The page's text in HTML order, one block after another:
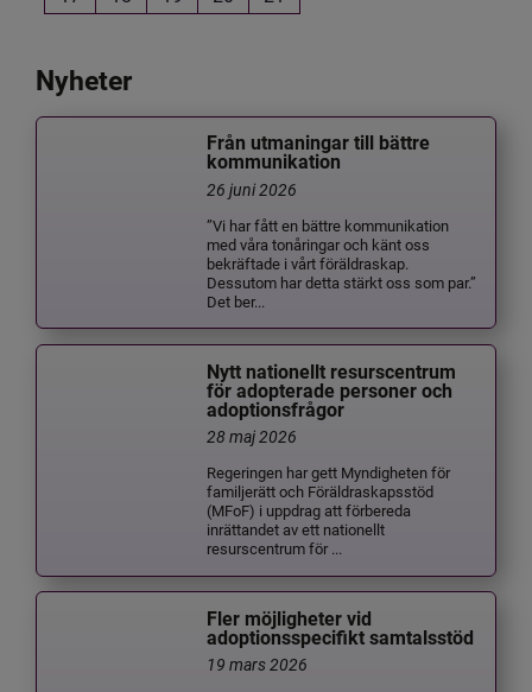
Nyheter
Från utmaningar till bättre
kommunikation
26 juni 2026
”Vi har fått en bättre kommunikation
med våra tonåringar och känt oss
bekräftade i vårt föräldraskap.
Dessutom har detta stärkt oss som par.”
Det ber...
Nytt nationellt resurscentrum
för adopterade personer och
adoptionsfrågor
28 maj 2026
Regeringen har gett Myndigheten för
familjerätt och Föräldraskapsstöd
(MFoF) i uppdrag att förbereda
inrättandet av ett nationellt
resurscentrum för ...
Fler möjligheter vid
adoptionsspecifikt samtalsstöd
19 mars 2026